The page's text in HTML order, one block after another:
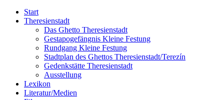
Start
Theresienstadt
Das Ghetto Theresienstadt
Gestapogefängnis Kleine Festung
Rundgang Kleine Festung
Stadtplan des Ghettos Theresienstadt/Terezín
Gedenkstätte Theresienstadt
Ausstellung
Lexikon
Literatur/Medien